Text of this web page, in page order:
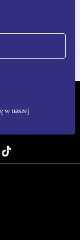
w naszej